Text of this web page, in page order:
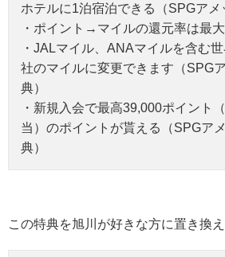
ホテルに1泊宿泊できる（SPGアメ
・ポイント→マイルの還元率は最
・JALマイル、ANAマイルを含む
社のマイルに変更できます（SPG
典）
・新規入会で最高39,000ポイント
当）のポイントが貰える（SPGア
典）
この特典を旭川が好きな方に置き換え